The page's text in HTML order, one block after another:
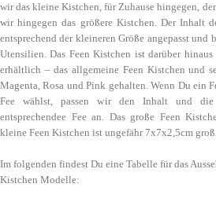
wir das kleine Kistchen, für Zuhause hingegen,
wir hingegen das größere Kistchen. Der Inhalt
entsprechend der kleineren Größe angepasst und
Utensilien. Das Feen Kistchen ist darüber
erhältlich – das allgemeine Feen Kistchen und
Magenta, Rosa und Pink gehalten. Wenn Du ein
Fee wählst, passen wir den Inhalt und
entsprechendee Fee an. Das große Feen
kleine Feen Kistchen ist ungefähr 7x7x2,5cm
Im folgenden findest Du eine Tabelle für das
Kistchen Modelle: